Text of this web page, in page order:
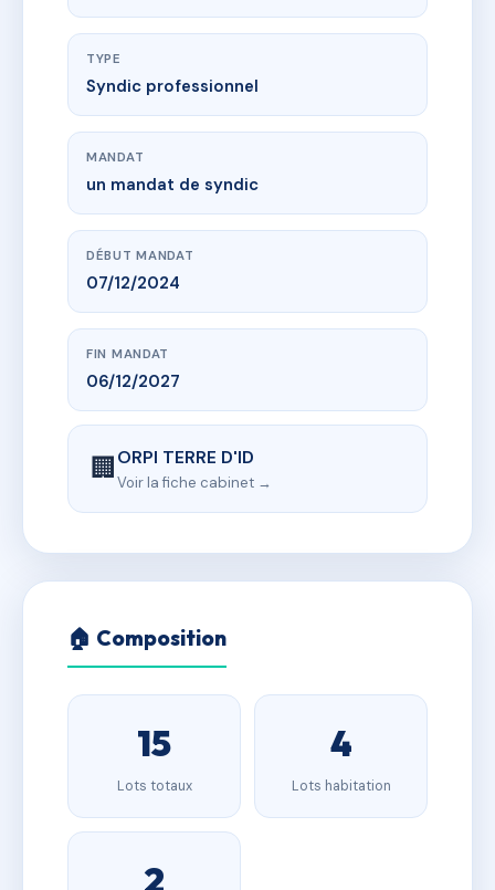
TYPE
Syndic professionnel
MANDAT
un mandat de syndic
DÉBUT MANDAT
07/12/2024
FIN MANDAT
06/12/2027
🏢ORPI TERRE D'ID
Voir la fiche cabinet →
🏠 Composition
15
Lots totaux
4
Lots habitation
2